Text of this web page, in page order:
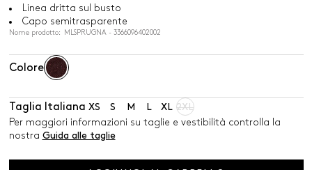
Linea dritta sul busto
Capo semitrasparente
Nome prodotto: MLSPRUGNA - 3366096402002
Colore
Taglia Italiana XS S M XL
2XL
Per maggiori informazioni su taglie e vestibilità controlla la
nostra Guida alle taglie